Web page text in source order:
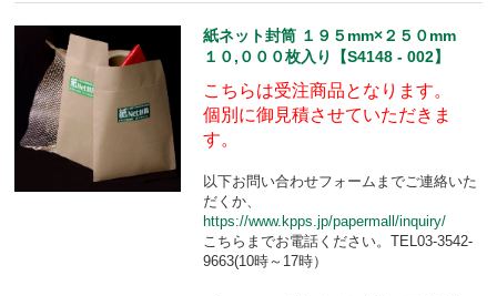
紙ネット封筒 １９５mm×２５０mm
１０,０００枚入り【S4148 - 002】
こちらは受注商品となります。
個別に御見積させていただきま
す。
以下お問い合わせフォームまでご連絡いた
だくか、
https://www.kpps.jp/papermall/inquiry/
こちらまでお電話ください。TEL03-3542-
9663(10時～17時）